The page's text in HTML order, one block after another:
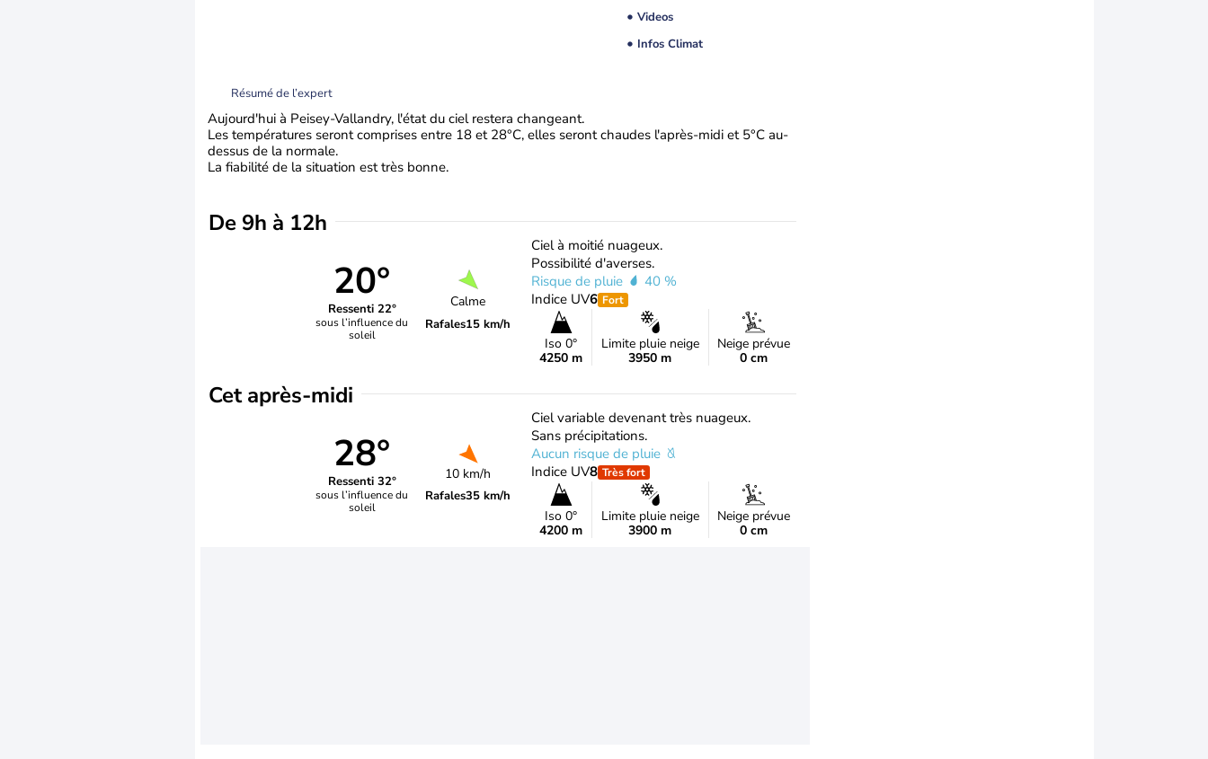
Videos
Infos Climat
Résumé de l’expert
Aujourd'hui à Peisey-Vallandry, l'état du ciel restera changeant.
Les températures seront comprises entre 18 et 28°C, elles seront chaudes l'après-midi et 5°C au-
dessus de la normale.
La fiabilité de la situation est très bonne.
De 9h à 12h
20°
Ressenti 22°
sous l’influence du
soleil
Calme
Rafales15 km/h
Ciel à moitié nuageux.
Possibilité d'averses.
Risque de pluie
40 %
Indice UV6 Fort
Iso 0°
4250 m
Limite pluie neige
3950 m
Neige prévue
0 cm
Cet après-midi
28°
Ressenti 32°
sous l’influence du
soleil
10 km/h
Rafales35 km/h
Ciel variable devenant très nuageux.
Sans précipitations.
Aucun risque de pluie
Indice UV8 Très fort
Iso 0°
4200 m
Limite pluie neige
3900 m
Neige prévue
0 cm